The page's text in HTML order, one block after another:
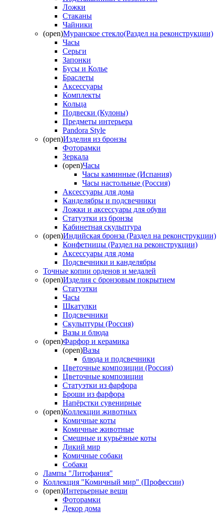
Ложки
Стаканы
Чайники
(open)Муранское стекло(Раздел на реконструкции)
Часы
Серьги
Запонки
Бусы и Колье
Браслеты
Аксессуары
Комплекты
Кольца
Подвески (Кулоны)
Предметы интерьера
Pandora Style
(open)Изделия из бронзы
Фоторамки
Зеркала
(open)Часы
Часы каминные (Испания)
Часы настольные (Россия)
Аксессуары для дома
Канделябры и подсвечники
Ложки и аксессуары для обуви
Статуэтки из бронзы
Кабинетная скульптура
(open)Индийская бронза (Раздел на реконструкции)
Конфетницы (Раздел на реконструкции)
Аксессуары для дома
Подсвечники и канделябры
Точные копии орденов и медалей
(open)Изделия с бронзовым покрытием
Статуэтки
Часы
Шкатулки
Подсвечники
Скульптуры (Россия)
Вазы и блюда
(open)Фарфор и керамика
(open)Вазы
блюда и подсвечники
Цветочные композиции (Россия)
Цветочные композиции
Статуэтки из фарфора
Броши из фарфора
Напёрстки сувенирные
(open)Коллекции животных
Комичные коты
Комичные животные
Смешные и курьёзные коты
Дикий мир
Комичные собаки
Собаки
Лампы "Литофания"
Коллекция "Комичный мир" (Профессии)
(open)Интерьерные вещи
Фоторамки
Декор дома